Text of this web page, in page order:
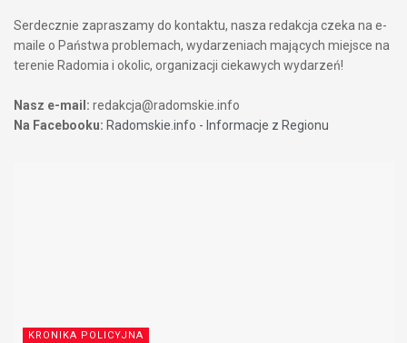
Serdecznie zapraszamy do kontaktu, nasza redakcja czeka na e-
maile o Państwa problemach, wydarzeniach mających miejsce na
terenie Radomia i okolic, organizacji ciekawych wydarzeń!
Nasz e-mail: redakcja@radomskie.info
Na Facebooku: Radomskie.info - Informacje z Regionu
KRONIKA POLICYJNA